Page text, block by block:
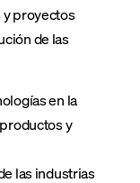
y proyectos
de las
en la
y
las industrias